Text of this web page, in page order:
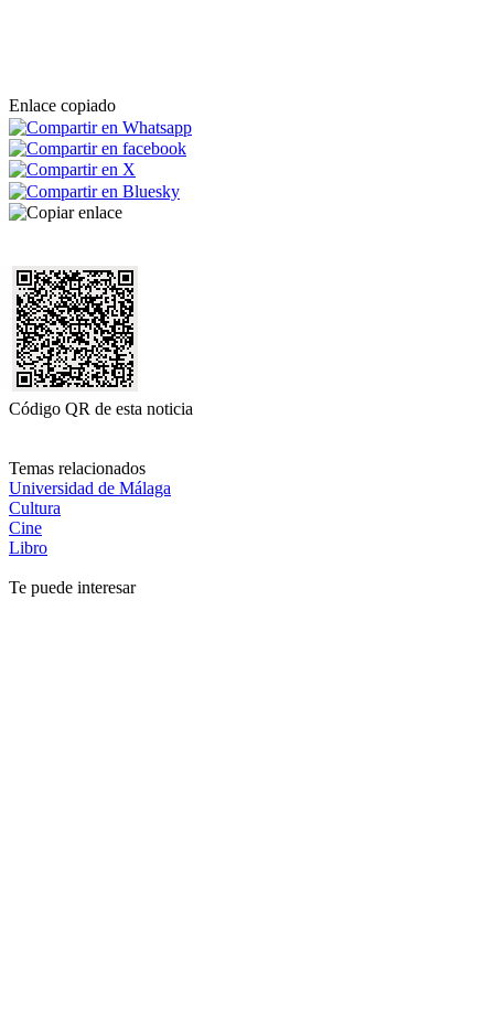
Enlace copiado
Código QR de esta noticia
Temas relacionados
Universidad de Málaga
Cultura
Cine
Libro
Te puede interesar